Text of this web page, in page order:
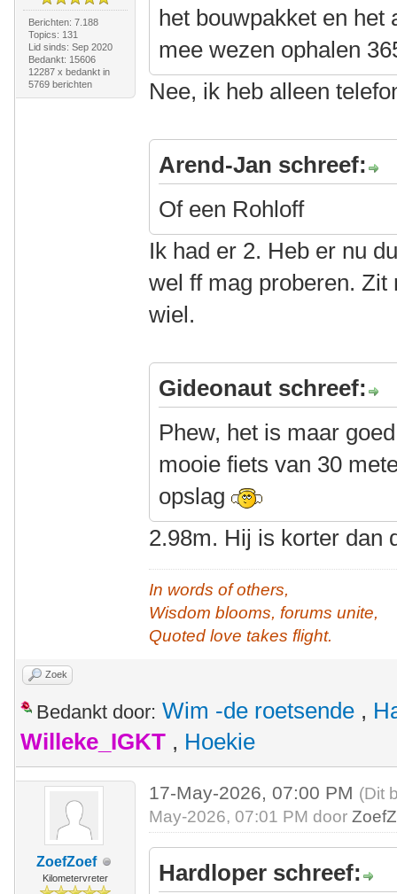
Berichten: 7.188
Topics: 131
Lid sinds: Sep 2020
Bedankt: 15606
12287 x bedankt in
5769 berichten
het bouwpakket en het
mee wezen ophalen
Nee, ik heb alleen
Arend-Jan schreef:
Of een Rohloff
Ik had er 2. Heb er nu
wel ff mag proberen.
wiel.
Gideonaut schreef:
Phew, het is maar
mooie fiets van 30
opslag
2.98m. Hij is korter dan
In words of others,
Wisdom blooms, forums unite,
Quoted love takes flight.
Zoek
Bedankt door: Wim -de roetsende ,
Willeke_IGKT , Hoekie
ZoefZoef
Kilometervreter
17-May-2026, 07:00 PM (Dit
May-2026, 07:01 PM door
Hardloper schreef: